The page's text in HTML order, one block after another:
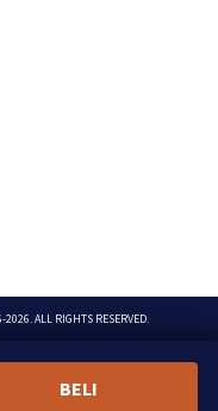
ALL RIGHTS RESERVED.
BELI